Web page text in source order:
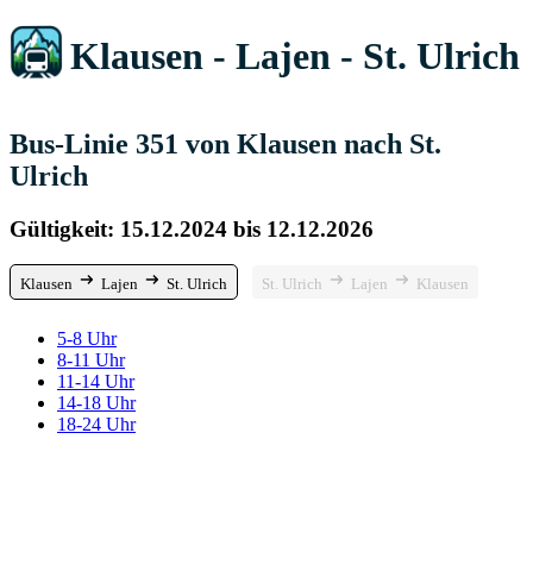
Klausen - Lajen - St. Ulrich
Bus-Linie 351 von Klausen nach St.
Ulrich
Gültigkeit: 15.12.2024 bis 12.12.2026
Klausen Lajen St. Ulrich St. Ulrich Lajen Klausen
5-8 Uhr
8-11 Uhr
11-14 Uhr
14-18 Uhr
18-24 Uhr